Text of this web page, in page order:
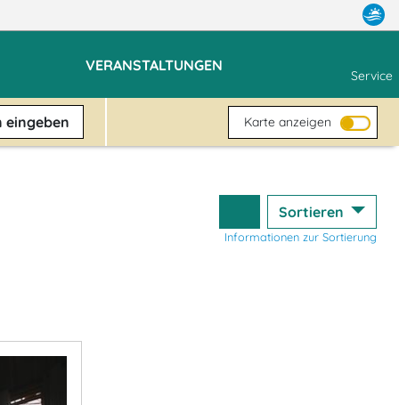
VERANSTALTUNGEN
Service
eingeben Karte anzeigen
Sortieren
Informationen zur Sortierung